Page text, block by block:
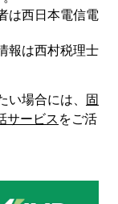
は西日本電信電
報は西村税理士
い場合には、
固
サービス をご活